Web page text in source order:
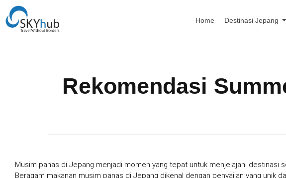
Home Destinasi Jepang
Rekomendasi
Musim panas di Jepang menjadi momen yang tepat untuk menjelajahi destinasi
Beragam makanan musim panas di Jepang dikenal dengan penyajian yang unik